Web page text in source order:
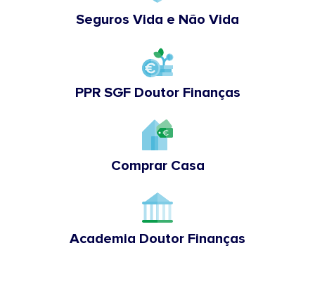
Seguros Vida e Não Vida
PPR SGF Doutor Finanças
Comprar Casa
Academia Doutor Finanças